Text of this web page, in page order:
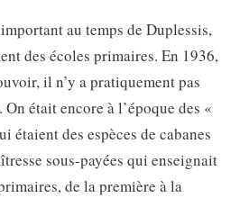
au temps de Duplessis,
des écoles primaires. En 1936,
il n’y a pratiquement pas
On était encore à l’époque des «
étaient des espèces de cabanes
sous-payées qui enseignait
de la première à la